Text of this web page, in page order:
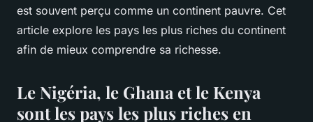
est souvent perçu comme un continent pauvre. Cet
article explore les pays les plus riches du continent
afin de mieux comprendre sa richesse.
Le Nigéria, le Ghana et le Kenya
sont les pays les plus riches en